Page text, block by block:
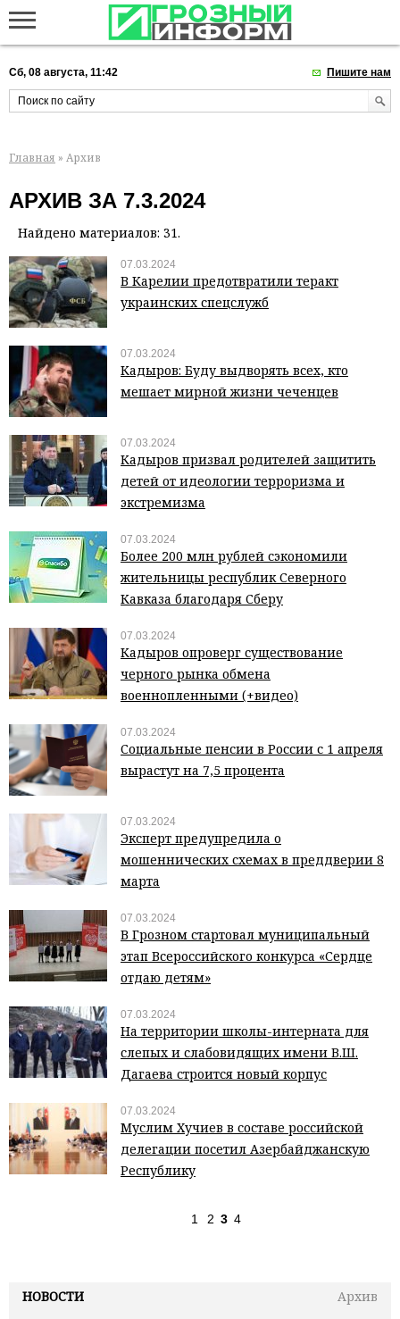
Сб, 08 августа, 11:42 Пишите нам
НОВОСТИ
Архив
Главная » Архив
АРХИВ ЗА 7.3.2024
Найдено материалов: 31.
07.03.2024
В Карелии предотвратили теракт
украинских спецслужб
07.03.2024
Кадыров: Буду выдворять всех, кто
мешает мирной жизни чеченцев
07.03.2024
Кадыров призвал родителей защитить
детей от идеологии терроризма и
экстремизма
07.03.2024
Более 200 млн рублей сэкономили
жительницы республик Северного
Кавказа благодаря Сберу
07.03.2024
Кадыров опроверг существование
черного рынка обмена
военнопленными (+видео)
07.03.2024
Социальные пенсии в России с 1 апреля
вырастут на 7,5 процента
07.03.2024
Эксперт предупредила о
мошеннических схемах в преддверии 8
марта
07.03.2024
В Грозном стартовал муниципальный
этап Всероссийского конкурса «Сердце
отдаю детям»
07.03.2024
На территории школы-интерната для
слепых и слабовидящих имени В.Ш.
Дагаева строится новый корпус
07.03.2024
Муслим Хучиев в составе российской
делегации посетил Азербайджанскую
Республику
1 2 3 4